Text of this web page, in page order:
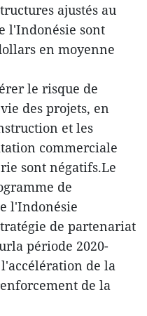
ajustés au
l'Indonésie sont
en moyenne
le risque de
des projets, en
et les
commerciale
sont négatifs.Le
de
l'Indonésie
de partenariat
période 2020-
de la
de la